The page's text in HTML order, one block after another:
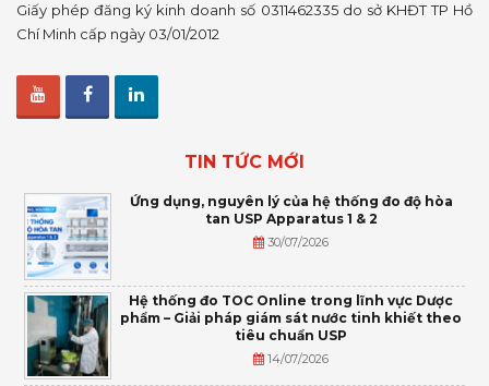
Giấy phép đăng ký kinh doanh số 0311462335 do sở KHĐT TP Hồ
Chí Minh cấp ngày 03/01/2012
TIN TỨC MỚI
Ứng dụng, nguyên lý của hệ thống đo độ hòa
tan USP Apparatus 1 & 2
30/07/2026
Hệ thống đo TOC Online trong lĩnh vực Dược
phẩm – Giải pháp giám sát nước tinh khiết theo
tiêu chuẩn USP
14/07/2026